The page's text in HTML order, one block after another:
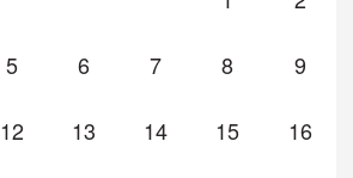
5 6 7 8 9
12 13 14 15 16